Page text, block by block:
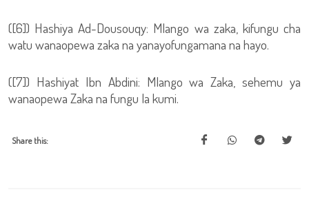
([6]) Hashiya Ad-Dousouqy: Mlango wa zaka, kifungu cha
watu wanaopewa zaka na yanayofungamana na hayo.
([7]) Hashiyat Ibn Abdini: Mlango wa Zaka, sehemu ya
wanaopewa Zaka na fungu la kumi.
Share this: